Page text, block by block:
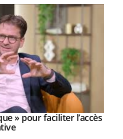
» pour faciliter l’accès
Youtube